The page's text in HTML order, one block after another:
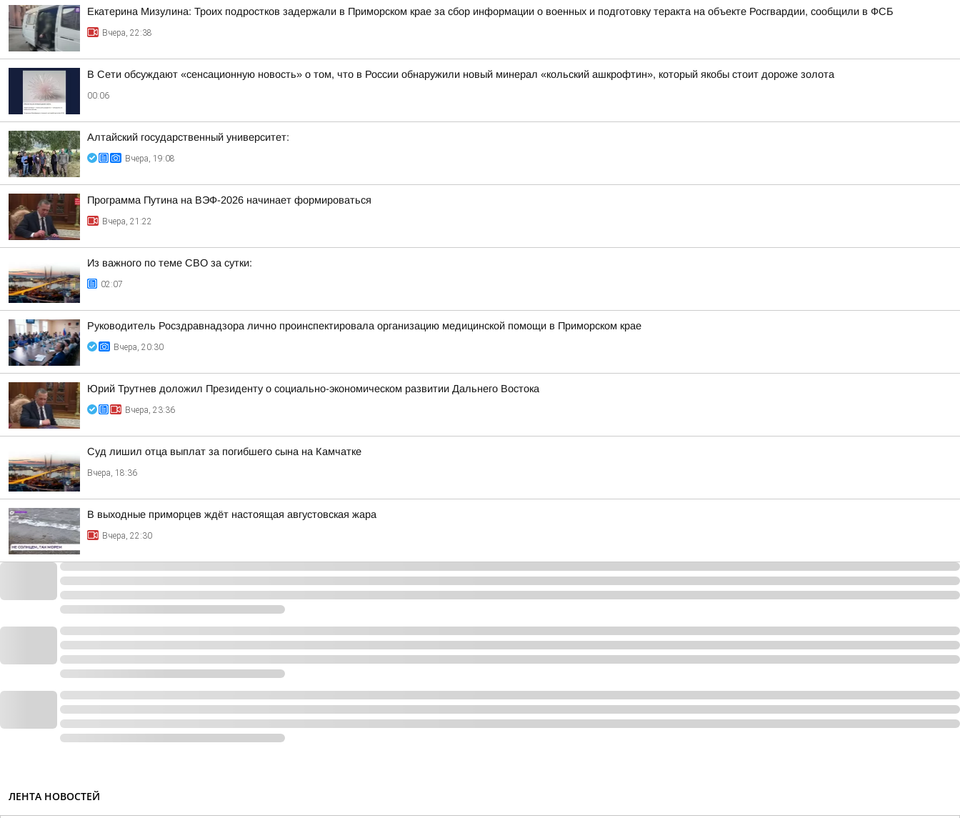
Екатерина Мизулина: Троих подростков задержали в Приморском крае за сбор информации о военных и подготовку теракта на объекте Росгвардии, сообщили в ФСБ
Вчера, 22:38
В Сети обсуждают «сенсационную новость» о том, что в России обнаружили новый минерал «кольский ашкрофтин», который якобы стоит дороже золота
00:06
Алтайский государственный университет:
Вчера, 19:08
Программа Путина на ВЭФ-2026 начинает формироваться
Вчера, 21:22
Из важного по теме СВО за сутки:
02:07
Руководитель Росздравнадзора лично проинспектировала организацию медицинской помощи в Приморском крае
Вчера, 20:30
Юрий Трутнев доложил Президенту о социально-экономическом развитии Дальнего Востока
Вчера, 23:36
Суд лишил отца выплат за погибшего сына на Камчатке
Вчера, 18:36
В выходные приморцев ждёт настоящая августовская жара
Вчера, 22:30
ЛЕНТА НОВОСТЕЙ